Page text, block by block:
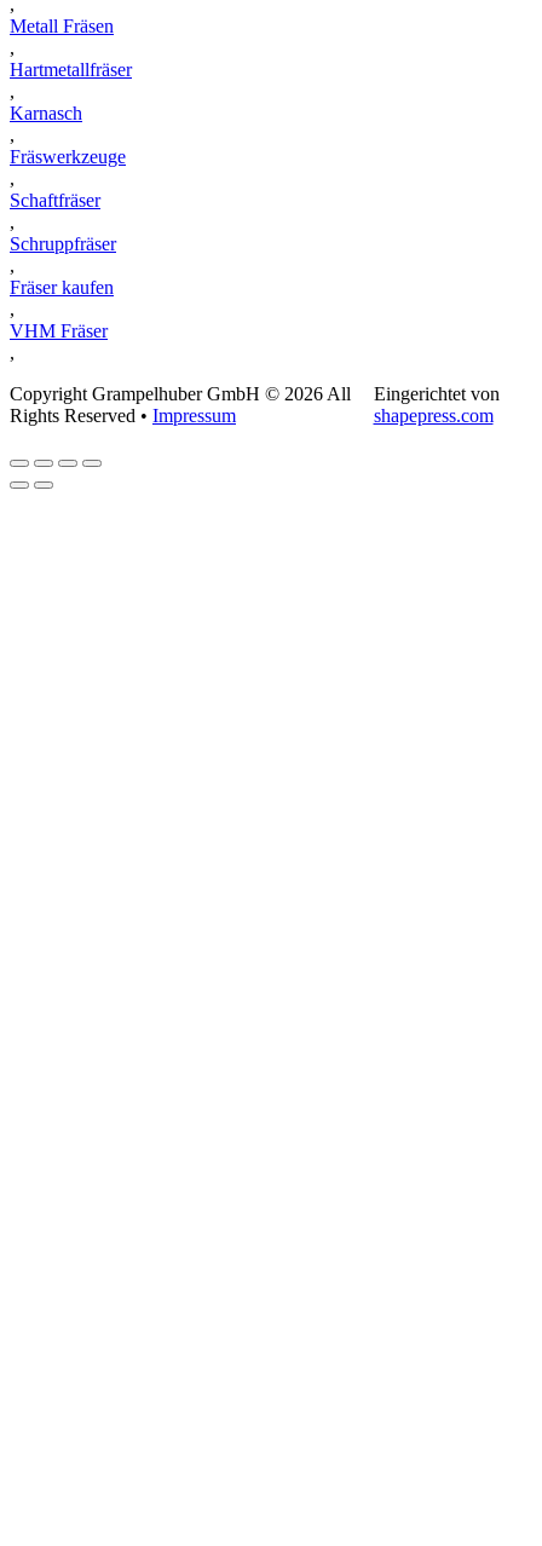
,
Metall Fräsen
,
Hartmetallfräser
,
Karnasch
,
Fräswerkzeuge
,
Schaftfräser
,
Schruppfräser
,
Fräser kaufen
,
VHM Fräser
,
Copyright Grampelhuber GmbH © 2026 All
Rights Reserved • Impressum
Eingerichtet von
shapepress.com